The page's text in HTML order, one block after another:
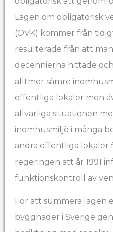
Lagen om obligatorisk
(OVK) kommer från
resulterade från att
decennierna hittade
alltmer sämre
offentliga lokaler men
allvarliga situationen
inomhusmiljö i många
andra offentliga lokaler
regeringen att år 1991
funktionskontroll av
För att summera lagen
byggnader i Sverige